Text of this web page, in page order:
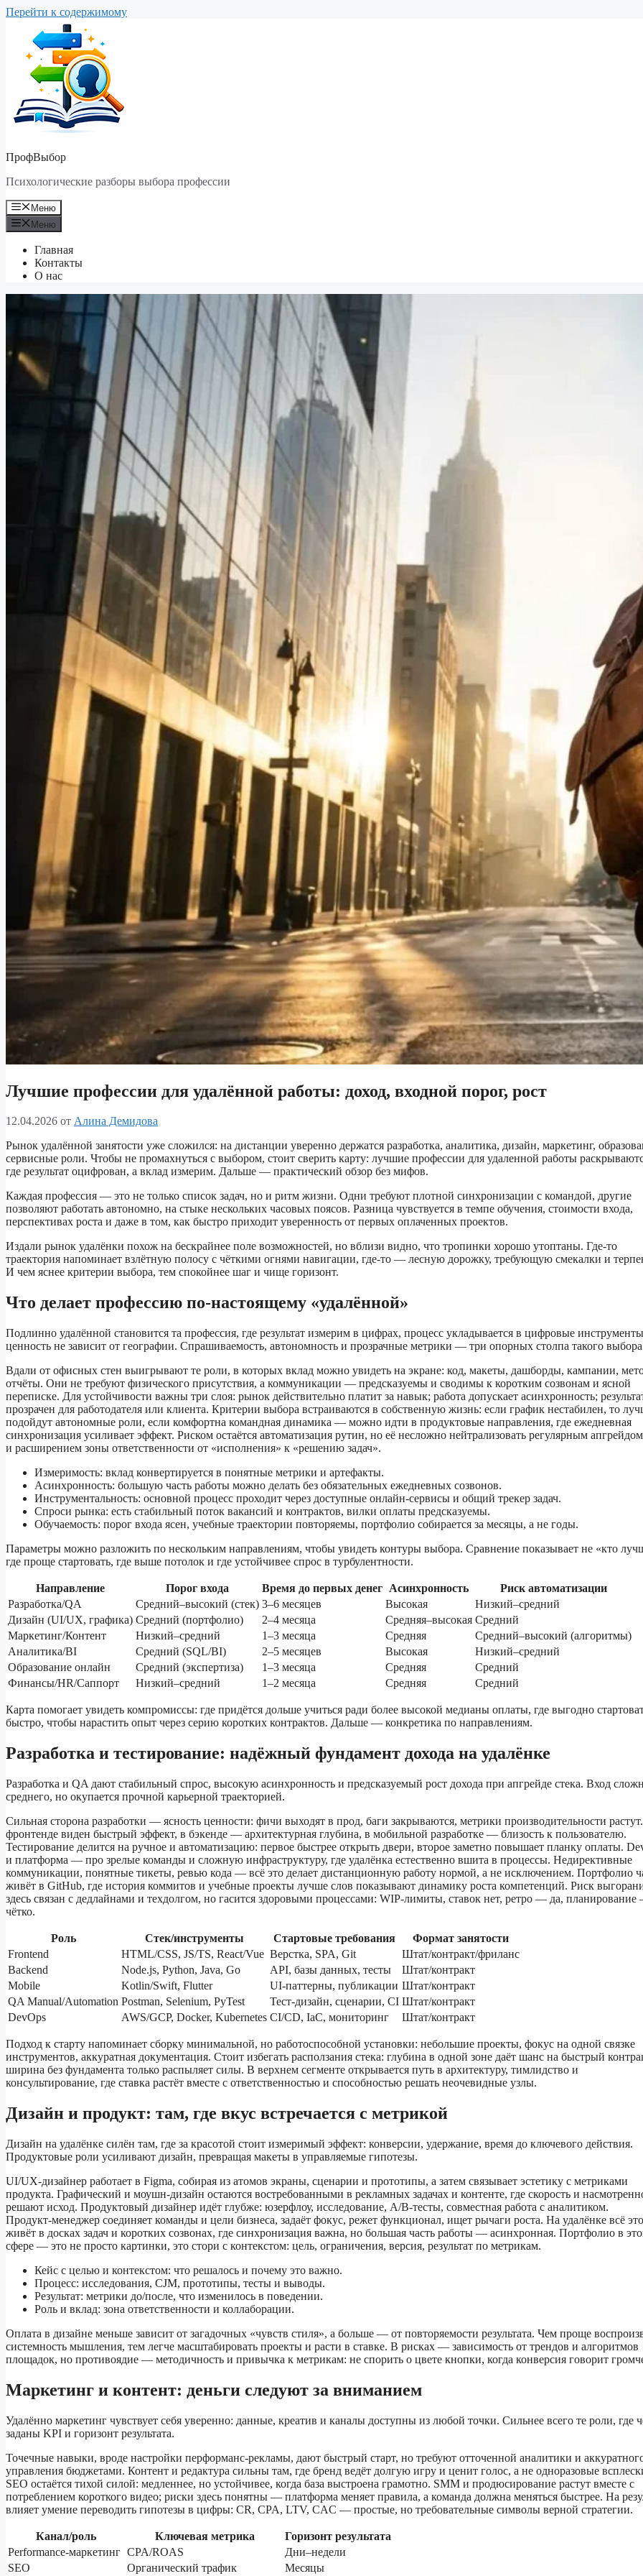
Перейти к содержимому
ПрофВыбор
Психологические разборы выбора профессии
Меню
Меню
Главная
Контакты
О нас
Лучшие профессии для удалённой работы: доход, входной порог, рост
12.04.2026 от Алина Демидова
Рынок удалённой занятости уже сложился: на дистанции уверенно держатся разработка, аналитика, дизайн, маркетинг,
сервисные роли. Чтобы не промахнуться с выбором, стоит сверить карту: лучшие профессии для удаленной работы
где результат оцифрован, а вклад измерим. Дальше — практический обзор без мифов.
Каждая профессия — это не только список задач, но и ритм жизни. Одни требуют плотной синхронизации с командой, другие
позволяют работать автономно, на стыке нескольких часовых поясов. Разница чувствуется в темпе обучения, стоимости входа,
перспективах роста и даже в том, как быстро приходит уверенность от первых оплаченных проектов.
Издали рынок удалёнки похож на бескрайнее поле возможностей, но вблизи видно, что тропинки хорошо утоптаны. Где-то
траектория напоминает взлётную полосу с чёткими огнями навигации, где-то — лесную дорожку, требующую смекалки и
И чем яснее критерии выбора, тем спокойнее шаг и чище горизонт.
Что делает профессию по-настоящему «удалённой»
Подлинно удалённой становится та профессия, где результат измерим в цифрах, процесс укладывается в цифровые
ценность не зависит от географии. Спрашиваемость, автономность и прозрачные метрики — три опорных столпа такого
Вдали от офисных стен выигрывают те роли, в которых вклад можно увидеть на экране: код, макеты, дашборды, кампании,
отчёты. Они не требуют физического присутствия, а коммуникации — предсказуемы и сводимы к коротким созвонам и ясной
переписке. Для устойчивости важны три слоя: рынок действительно платит за навык; работа допускает асинхронность;
прозрачен для работодателя или клиента. Критерии выбора встраиваются в собственную жизнь: если график нестабилен, то
подойдут автономные роли, если комфортна командная динамика — можно идти в продуктовые направления, где ежедневная
синхронизация усиливает эффект. Риском остаётся автоматизация рутин, но её несложно нейтрализовать регулярным апгрейдом
и расширением зоны ответственности от «исполнения» к «решению задач».
Измеримость: вклад конвертируется в понятные метрики и артефакты.
Асинхронность: большую часть работы можно делать без обязательных ежедневных созвонов.
Инструментальность: основной процесс проходит через доступные онлайн-сервисы и общий трекер задач.
Спроси рынка: есть стабильный поток вакансий и контрактов, вилки оплаты предсказуемы.
Обучаемость: порог входа ясен, учебные траектории повторяемы, портфолио собирается за месяцы, а не годы.
Параметры можно разложить по нескольким направлениям, чтобы увидеть контуры выбора. Сравнение показывает не «кто
где проще стартовать, где выше потолок и где устойчивее спрос в турбулентности.
Направление Порог входа Время до первых денег Асинхронность
Риск автоматизации
Разработка/QA
Средний–высокий (стек) 3–6 месяцев Высокая
Низкий–средний
Дизайн (UI/UX, графика) Средний (портфолио) 2–4 месяца Средняя–высокая Средний
Маркетинг/Контент
Низкий–средний 1–3 месяца Средняя
Средний–высокий (алгоритмы)
Аналитика/BI
Средний (SQL/BI) 2–5 месяцев Высокая
Низкий–средний
Образование онлайн
Средний (экспертиза) 1–3 месяца Средняя
Средний
Финансы/HR/Саппорт
Низкий–средний 1–2 месяца Средняя Средний
Карта помогает увидеть компромиссы: где придётся дольше учиться ради более высокой медианы оплаты, где выгодно
быстро, чтобы нарастить опыт через серию коротких контрактов. Дальше — конкретика по направлениям.
Разработка и тестирование: надёжный фундамент дохода на удалёнке
Разработка и QA дают стабильный спрос, высокую асинхронность и предсказуемый рост дохода при апгрейде стека. Вход
среднего, но окупается прочной карьерной траекторией.
Сильная сторона разработки — ясность ценности: фичи выходят в прод, баги закрываются, метрики производительности
фронтенде виден быстрый эффект, в бэкенде — архитектурная глубина, в мобильной разработке — близость к пользователю.
Тестирование делится на ручное и автоматизацию: первое быстрее открыть двери, второе заметно повышает планку оплаты.
и платформа — про зрелые команды и сложную инфраструктуру, где удалёнка естественно вшита в процессы. Недирективные
коммуникации, понятные тикеты, ревью кода — всё это делает дистанционную работу нормой, а не исключением. Портфолио
живёт в GitHub, где история коммитов и учебные проекты лучше слов показывают динамику роста компетенций. Риск
здесь связан с дедлайнами и техдолгом, но гасится здоровыми процессами: WIP-лимиты, ставок нет, ретро — да,
чётко.
Роль Стек/инструменты Стартовые требования
Формат занятости
Frontend
HTML/CSS, JS/TS, React/Vue Верстка, SPA, Git
Штат/контракт/фриланс
Backend
Node.js, Python, Java, Go API, базы данных, тесты
Штат/контракт
Mobile
Kotlin/Swift, Flutter UI-паттерны, публикации Штат/контракт
QA Manual/Automation Postman, Selenium, PyTest Тест-дизайн, сценарии, CI Штат/контракт
DevOps
AWS/GCP, Docker, Kubernetes CI/CD, IaC, мониторинг Штат/контракт
Подход к старту напоминает сборку минимальной, но работоспособной установки: небольшие проекты, фокус на одной связке
инструментов, аккуратная документация. Стоит избегать расползания стека: глубина в одной зоне даёт шанс на быстрый
ширина без фундамента только распыляет силы. В верхнем сегменте открывается путь в архитектуру, тимлидство и
консультирование, где ставка растёт вместе с ответственностью и способностью решать неочевидные узлы.
Дизайн и продукт: там, где вкус встречается с метрикой
Дизайн на удалёнке силён там, где за красотой стоит измеримый эффект: конверсии, удержание, время до ключевого действия.
Продуктовые роли усиливают дизайн, превращая макеты в управляемые гипотезы.
UI/UX‑дизайнер работает в Figma, собирая из атомов экраны, сценарии и прототипы, а затем связывает эстетику с метриками
продукта. Графический и моушн‑дизайн остаются востребованными в рекламных задачах и контенте, где скорость и
решают исход. Продуктовый дизайнер идёт глубже: юзерфлоу, исследование, A/B‑тесты, совместная работа с аналитиком.
Продукт‑менеджер соединяет команды и цели бизнеса, задаёт фокус, режет функционал, ищет рычаги роста. На удалёнке всё это
живёт в досках задач и коротких созвонах, где синхронизация важна, но большая часть работы — асинхронная. Портфолио в
сфере — это не просто картинки, это стори с контекстом: цель, ограничения, версия, результат по метрикам.
Кейс с целью и контекстом: что решалось и почему это важно.
Процесс: исследования, CJM, прототипы, тесты и выводы.
Результат: метрики до/после, что изменилось в поведении.
Роль и вклад: зона ответственности и коллаборации.
Оплата в дизайне меньше зависит от загадочных «чувств стиля», а больше — от повторяемости результата. Чем проще
системность мышления, тем легче масштабировать проекты и расти в ставке. В рисках — зависимость от трендов и алгоритмов
площадок, но противоядие — методичность и привычка к метрикам: не спорить о цвете кнопки, когда конверсия говорит
Маркетинг и контент: деньги следуют за вниманием
Удалённо маркетинг чувствует себя уверенно: данные, креатив и каналы доступны из любой точки. Сильнее всего те роли, где
заданы KPI и горизонт результата.
Точечные навыки, вроде настройки перформанс‑рекламы, дают быстрый старт, но требуют отточенной аналитики и
управления бюджетами. Контент и редактура сильны там, где бренд ведёт долгую игру и ценит голос, а не одноразовые
SEO остаётся тихой силой: медленнее, но устойчивее, когда база выстроена грамотно. SMM и продюсирование растут вместе с
потреблением короткого видео; риски здесь понятны — платформа меняет правила, а команда должна меняться быстрее. На
влияет умение переводить гипотезы в цифры: CR, CPA, LTV, CAC — простые, но требовательные символы верной стратегии.
Канал/роль Ключевая метрика
Горизонт результата
Performance‑маркетинг CPA/ROAS
Дни–недели
SEO
Органический трафик Месяцы